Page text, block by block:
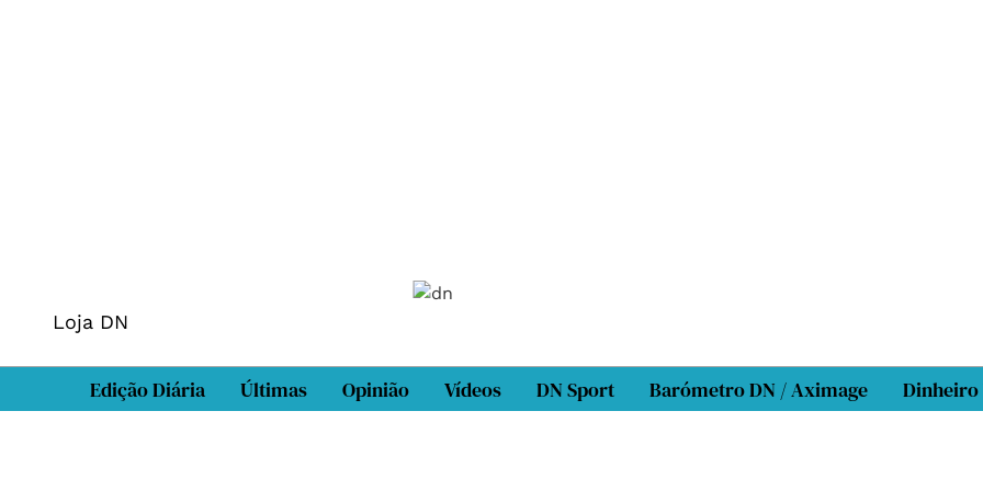
Loja DN
Edição Diária Últimas Opinião Vídeos DN Sport Barómetro DN / Aximage Dinheiro